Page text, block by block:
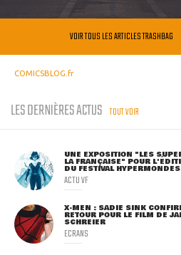
VOIR TOUS LES ARTICLES TRASHBAG
COMICSBLOG.fr
LES DERNIÈRES ACTUS TOUT VOIR
UNE EXPOSITION "LES
LA FRANÇAISE" POUR
DU FESTIVAL HYPERMONDES
ACTU VF
X-MEN : SADIE SINK
RETOUR POUR LE FILM DE
SCHREIER
ECRANS